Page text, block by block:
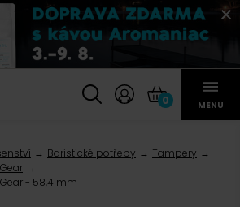
0 MENU
Baristické potřeby
Tampery
- 58,4 mm